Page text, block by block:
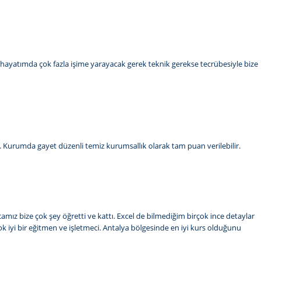
çok fazla işime yarayacak gerek teknik gerekse tecrübesiyle bize
Kurumda gayet düzenli temiz kurumsallık olarak tam puan verilebilir.
bize çok şey öğretti ve kattı. Excel de bilmediğim birçok ince detaylar
bir eğitmen ve işletmeci. Antalya bölgesinde en iyi kurs olduğunu